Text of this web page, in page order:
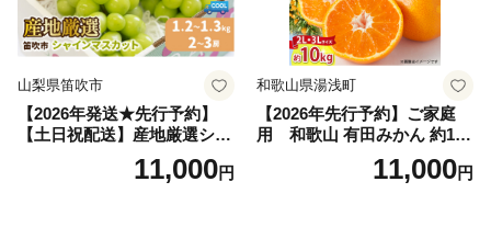
山梨県笛吹市
【2026年発送★先行予約】
【土日祝配送】産地厳選シャ
インマスカット1.2kg～1.3kg
（2房～3房）※沖縄・離島配
11,000円
和歌山県湯浅町
【2026年先行予約】ご家庭
用 和歌山 有田みかん 約10k
g (2L、3Lサイズ)【湯浅町】
11,000円